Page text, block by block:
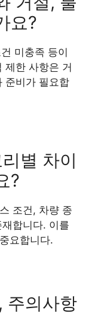
요?
미충족 등이
제한 사항은 거
준비가 필요합
별 차이
?
조건, 차량 종
합니다. 이를
요합니다.
주의사항